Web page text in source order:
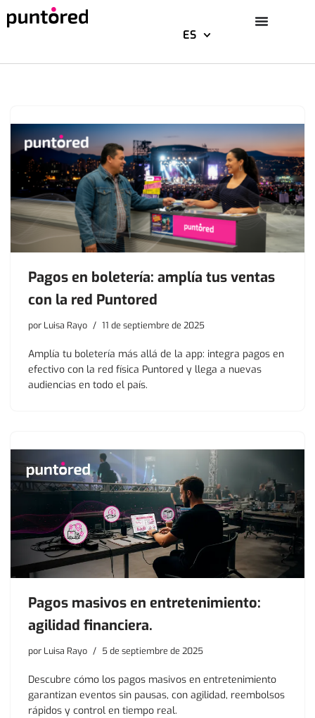
contenido
ES
Pagos en boletería: amplía tus ventas
con la red Puntored
por Luisa Rayo 11 de septiembre de 2025
Amplía tu boletería más allá de la app: integra pagos en
efectivo con la red física Puntored y llega a nuevas
audiencias en todo el país.
Pagos masivos en entretenimiento:
agilidad financiera.
por Luisa Rayo 5 de septiembre de 2025
Descubre cómo los pagos masivos en entretenimiento
garantizan eventos sin pausas, con agilidad, reembolsos
rápidos y control en tiempo real.